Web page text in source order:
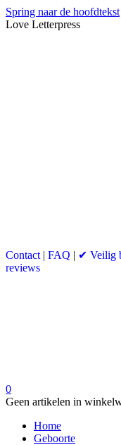
Spring naar de hoofdtekst
Love Letterpress
Contact | FAQ | ✔ Veilig
reviews
0
Geen artikelen in
Home
Geboorte